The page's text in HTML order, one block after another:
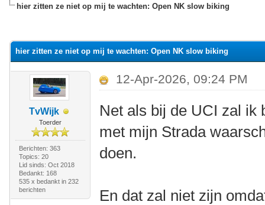
hier zitten ze niet op mij te wachten: Open NK slow biking
hier zitten ze niet op mij te wachten: Open NK slow biking
TvWijk
Toerder
Berichten: 363
Topics: 20
Lid sinds: Oct 2018
Bedankt: 168
535 x bedankt in 232
berichten
12-Apr-2026, 09:24 PM
Net als bij de UCI zal ik
met mijn Strada
doen.
En dat zal niet zijn